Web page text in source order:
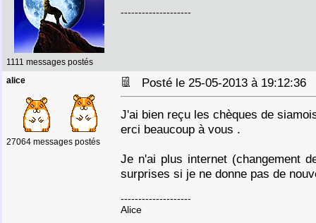
1111 messages postés
--------------------
alice
27064 messages postés
Posté le 25-05-2013 à 19:12:36
J'ai bien reçu les chèques de
erci beaucoup à vous .
Je n'ai plus internet (changement
surprises si je ne donne pas de
--------------------
Alice